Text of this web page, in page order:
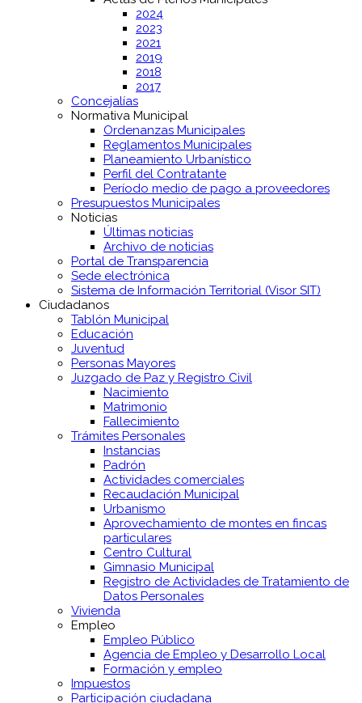
2024
2023
2021
2019
2018
2017
Concejalías
Normativa Municipal
Ordenanzas Municipales
Reglamentos Municipales
Planeamiento Urbanístico
Perfil del Contratante
Período medio de pago a proveedores
Presupuestos Municipales
Noticias
Últimas noticias
Archivo de noticias
Portal de Transparencia
Sede electrónica
Sistema de Información Territorial (Visor SIT)
Ciudadanos
Tablón Municipal
Educación
Juventud
Personas Mayores
Juzgado de Paz y Registro Civil
Nacimiento
Matrimonio
Fallecimiento
Trámites Personales
Instancias
Padrón
Actividades comerciales
Recaudación Municipal
Urbanismo
Aprovechamiento de montes en fincas
particulares
Centro Cultural
Gimnasio Municipal
Registro de Actividades de Tratamiento de
Datos Personales
Vivienda
Empleo
Empleo Público
Agencia de Empleo y Desarrollo Local
Formación y empleo
Impuestos
Participación ciudadana